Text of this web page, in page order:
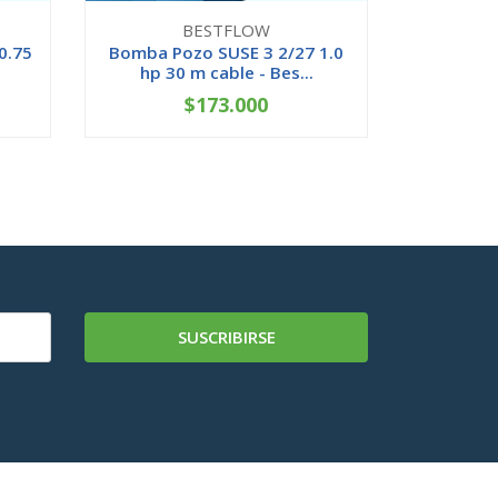
BESTFLOW
Bomba Pozo SUSE 3 2/27 1.0
hp 30 m cable - Bes...
+
$173.000
SUSCRIBIRSE